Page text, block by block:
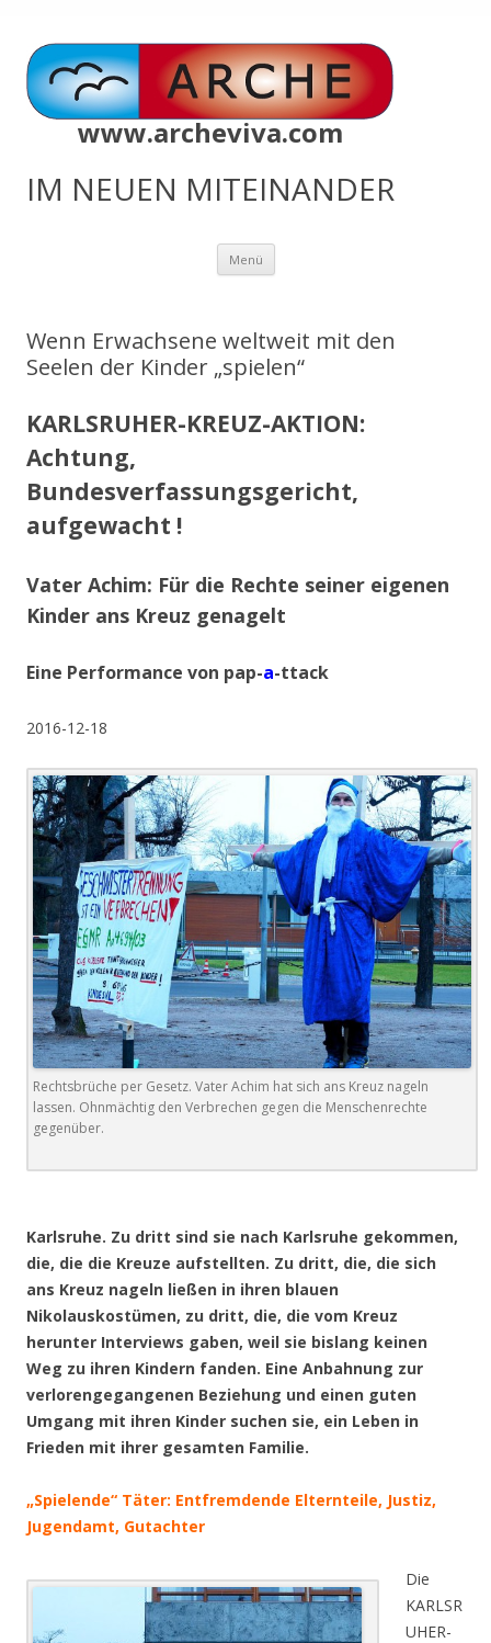
www.archeviva.com
IM NEUEN MITEINANDER
Menü Zum
springen
Wenn Erwachsene weltweit mit den
Seelen der Kinder „spielen“
KARLSRUHER-KREUZ-AKTION:
Achtung,
Bundesverfassungsgericht,
aufgewacht !
Vater Achim: Für die Rechte seiner eigenen
Kinder ans Kreuz genagelt
Eine Performance von pap-a-ttack
2016-12-18
Rechtsbrüche per Gesetz. Vater Achim hat sich ans Kreuz nageln
lassen. Ohnmächtig den Verbrechen gegen die Menschenrechte
gegenüber.
Karlsruhe. Zu dritt sind sie nach Karlsruhe gekommen,
die, die die Kreuze aufstellten. Zu dritt, die, die sich
ans Kreuz nageln ließen in ihren blauen
Nikolauskostümen, zu dritt, die, die vom Kreuz
herunter Interviews gaben, weil sie bislang keinen
Weg zu ihren Kindern fanden. Eine Anbahnung zur
verlorengegangenen Beziehung und einen guten
Umgang mit ihren Kinder suchen sie, ein Leben in
Frieden mit ihrer gesamten Familie.
„Spielende“ Täter: Entfremdende Elternteile, Justiz,
Jugendamt, Gutachter
Die
KARLSR
UHER-